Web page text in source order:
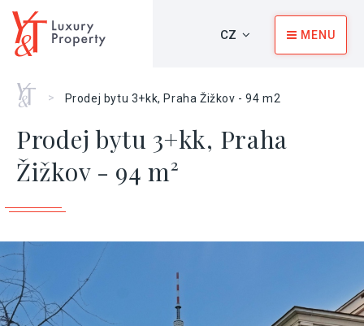
CZ MENU
Home
> Prodej bytu 3+kk, Praha Žižkov - 94 m2
Prodej bytu 3+kk, Praha
Žižkov - 94 m²